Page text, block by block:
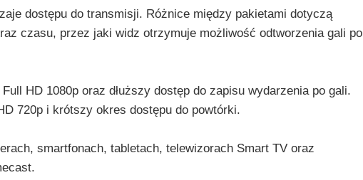
dostępu do transmisji. Różnice między pakietami dotyczą
czasu, przez jaki widz otrzymuje możliwość odtworzenia gali po
HD 1080p oraz dłuższy dostęp do zapisu wydarzenia po gali.
720p i krótszy okres dostępu do powtórki.
smartfonach, tabletach, telewizorach Smart TV oraz